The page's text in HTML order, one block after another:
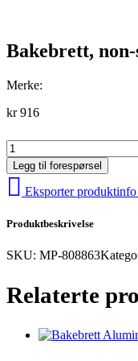
Bakebrett,
Merke:
kr916
Bakebrett,
non-
stick
GN
1/1
mm,
antall
Legg til forespørsel
Eksporter
Produktbeskrivelse
SKU: MP-808863
Relaterte